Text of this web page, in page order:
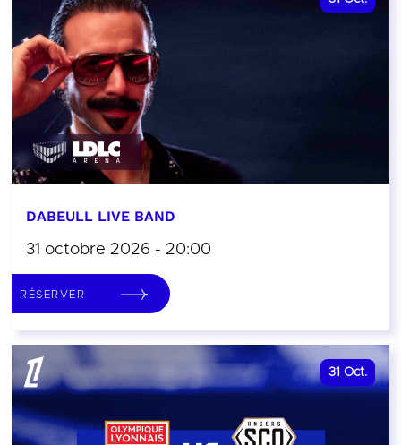
DABEULL LIVE BAND
31 octobre 2026 - 20:00
RÉSERVER
31 Oct.